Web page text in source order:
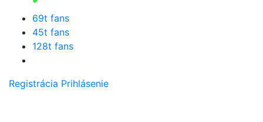
69t fans
45t fans
128t fans
Registrácia Prihlásenie